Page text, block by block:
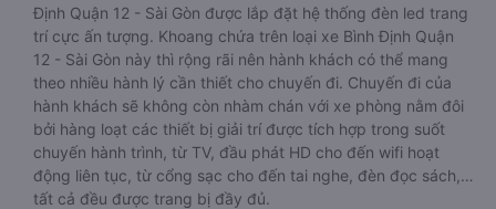
Định Quận 12 - Sài Gòn được lắp đặt hệ thống đèn led trang
trí cực ấn tượng. Khoang chứa trên loại xe Bình Định Quận
12 - Sài Gòn này thì rộng rãi nên hành khách có thể mang
theo nhiều hành lý cần thiết cho chuyến đi. Chuyến đi của
hành khách sẽ không còn nhàm chán với xe phòng nằm đôi
bởi hàng loạt các thiết bị giải trí được tích hợp trong suốt
chuyến hành trình, từ TV, đầu phát HD cho đến wifi hoạt
động liên tục, từ cổng sạc cho đến tai nghe, đèn đọc sách,…
tất cả đều được trang bị đầy đủ.